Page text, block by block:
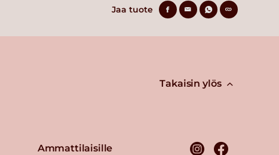
Jaa tuote
Takaisin ylös
Ammattilaisille